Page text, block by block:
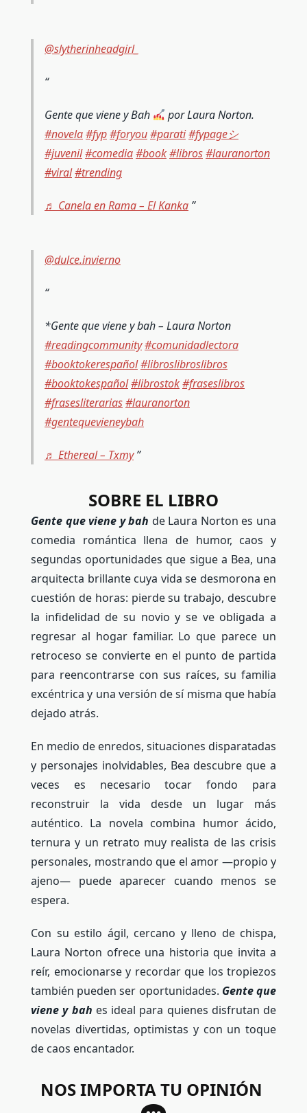
@slytherinheadgirl_
Gente que viene y Bah
por Laura Norton.
#novela#fyp#foryou#parati#fypageシ
#juvenil#comedia#book#libros#lauranorton
#viral#trending
♬ Canela en Rama – El Kanka
@dulce.invierno
*Gente que viene y bah – Laura Norton
#readingcommunity#comunidadlectora
#booktokerespañol#libroslibroslibros
#booktokespañol#librostok#fraseslibros
#frasesliterarias#lauranorton
#gentequevieneybah
♬ Ethereal – Txmy
SOBRE EL LIBRO
Gente que viene y bah de Laura Norton es una
comedia romántica llena de humor, caos y
segundas oportunidades que sigue a Bea, una
arquitecta brillante cuya vida se desmorona en
cuestión de horas: pierde su trabajo, descubre
la infidelidad de su novio y se ve obligada a
regresar al hogar familiar. Lo que parece un
retroceso se convierte en el punto de partida
para reencontrarse con sus raíces, su familia
excéntrica y una versión de sí misma que había
dejado atrás.
En medio de enredos, situaciones disparatadas
y personajes inolvidables, Bea descubre que a
veces es necesario tocar fondo para
reconstruir la vida desde un lugar más
auténtico. La novela combina humor ácido,
ternura y un retrato muy realista de las crisis
personales, mostrando que el amor —propio y
ajeno— puede aparecer cuando menos se
espera.
Con su estilo ágil, cercano y lleno de chispa,
Laura Norton ofrece una historia que invita a
reír, emocionarse y recordar que los tropiezos
también pueden ser oportunidades. Gente que
viene y bah es ideal para quienes disfrutan de
novelas divertidas, optimistas y con un toque
de caos encantador.
NOS IMPORTA TU OPINIÓN